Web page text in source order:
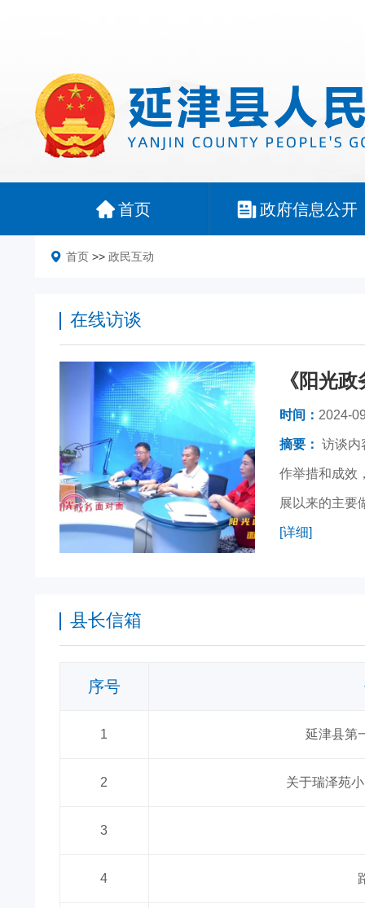
首页 政府信息公开
首页 >> 政民互动
在线访谈
时间： 2024-
摘要：
作举措和成效
展以来的主要
公众解读各项
些成效？县住
延津分公司
[详细]
县长信箱
序号
1 延津县第
2 关于瑞泽苑
3
4